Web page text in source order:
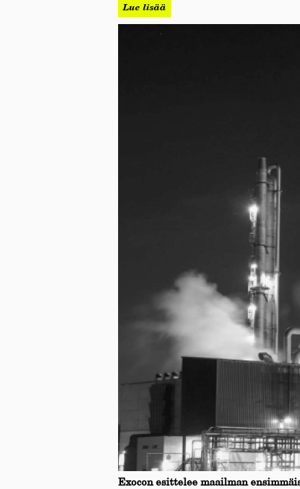
Lue lisää
Exocon esittelee maailman